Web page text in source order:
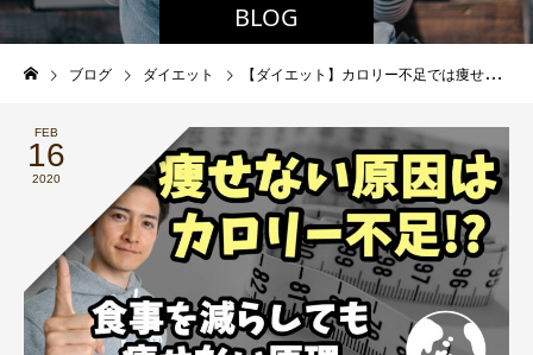
BLOG
ブログ ダイエット 【ダイエット】カロリー不足では痩せられなくなる理由
FEB
16
2020